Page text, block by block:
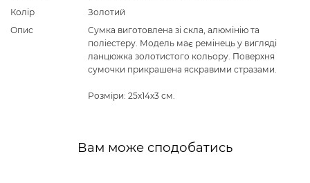
Колір
Золотий
Опис
Сумка виготовлена зі скла, алюмінію та
поліестеру. Модель має ремінець у вигляді
ланцюжка золотистого кольору. Поверхня
сумочки прикрашена яскравими стразами.
Розміри: 25х14х3 см.
Вам може сподобатись